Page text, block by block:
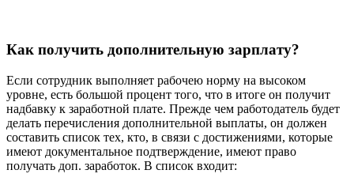
Как получить дополнительную зарплату?
Если сотрудник выполняет рабочею норму на высоком
уровне, есть большой процент того, что в итоге он получит
надбавку к заработной плате. Прежде чем работодатель будет
делать перечисления дополнительной выплаты, он должен
составить список тех, кто, в связи с достижениями, которые
имеют документальное подтверждение, имеют право
получать доп. заработок. В список входит: